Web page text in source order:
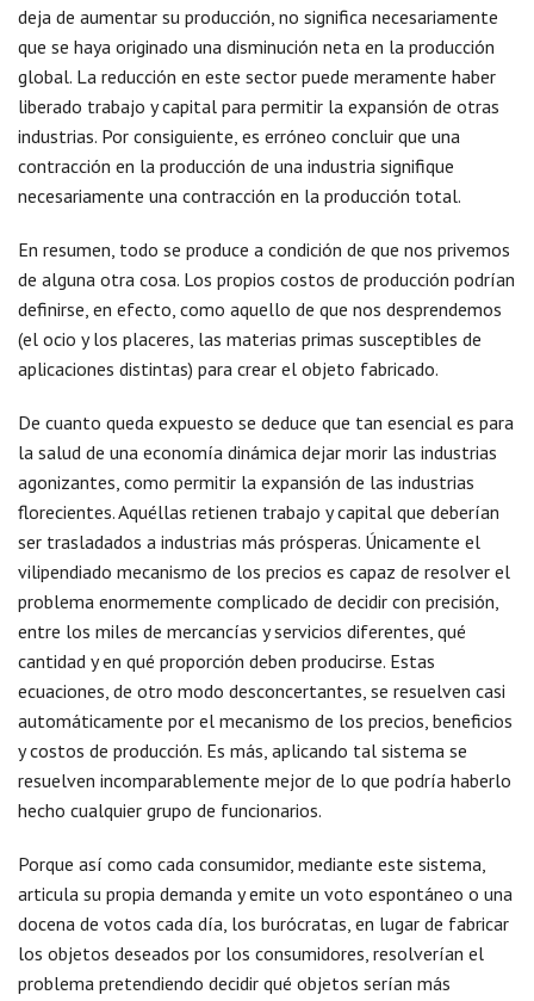
deja de aumentar su producción, no significa necesariamente
que se haya originado una disminución neta en la producción
global. La reducción en este sector puede meramente haber
liberado trabajo y capital para permitir la expansión de otras
industrias. Por consiguiente, es erróneo concluir que una
contracción en la producción de una industria signifique
necesariamente una contracción en la producción total.
En resumen, todo se produce a condición de que nos privemos
de alguna otra cosa. Los propios costos de producción podrían
definirse, en efecto, como aquello de que nos desprendemos
(el ocio y los placeres, las materias primas susceptibles de
aplicaciones distintas) para crear el objeto fabricado.
De cuanto queda expuesto se deduce que tan esencial es para
la salud de una economía dinámica dejar morir las industrias
agonizantes, como permitir la expansión de las industrias
florecientes. Aquéllas retienen trabajo y capital que deberían
ser trasladados a industrias más prósperas. Únicamente el
vilipendiado mecanismo de los precios es capaz de resolver el
problema enormemente complicado de decidir con precisión,
entre los miles de mercancías y servicios diferentes, qué
cantidad y en qué proporción deben producirse. Estas
ecuaciones, de otro modo desconcertantes, se resuelven casi
automáticamente por el mecanismo de los precios, beneficios
y costos de producción. Es más, aplicando tal sistema se
resuelven incomparablemente mejor de lo que podría haberlo
hecho cualquier grupo de funcionarios.
Porque así como cada consumidor, mediante este sistema,
articula su propia demanda y emite un voto espontáneo o una
docena de votos cada día, los burócratas, en lugar de fabricar
los objetos deseados por los consumidores, resolverían el
problema pretendiendo decidir qué objetos serían más